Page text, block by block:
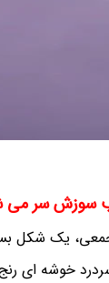
سوزش سر می
یک شکل
سردرد خوشه